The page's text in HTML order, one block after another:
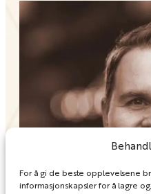
For å gi de beste opplevelsene
informasjonskapsler for å lagre